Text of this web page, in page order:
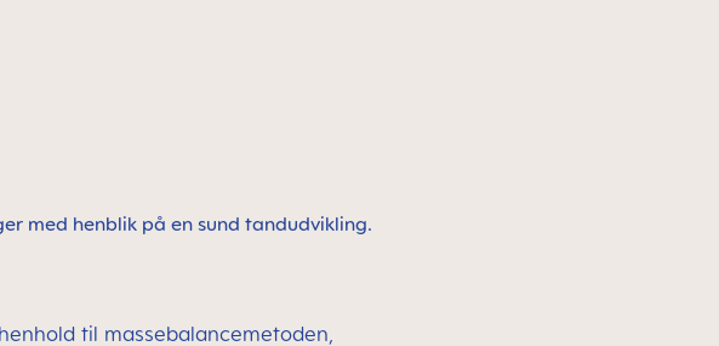
med henblik på en sund tandudvikling.
til massebalancemetoden,